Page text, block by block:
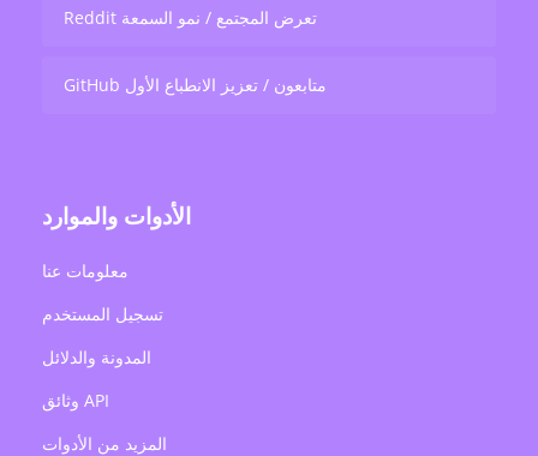
Reddit تعرض المجتمع / نمو السمعة
GitHub متابعون / تعزيز الانطباع الأول
الأدوات والموارد
معلومات عنا
تسجيل المستخدم
المدونة والدلائل
وثائق API
المزيد من الأدوات